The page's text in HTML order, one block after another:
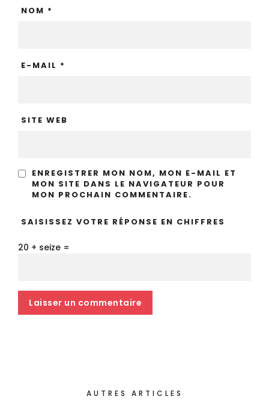
NOM *
E-MAIL *
SITE WEB
ENREGISTRER MON NOM, MON E-MAIL ET
MON SITE DANS LE NAVIGATEUR POUR
MON PROCHAIN COMMENTAIRE.
SAISISSEZ VOTRE RÉPONSE EN CHIFFRES
20 + seize =
AUTRES ARTICLES